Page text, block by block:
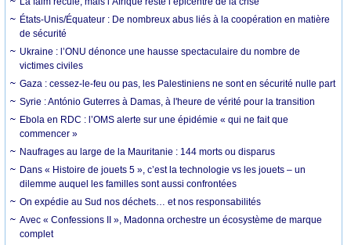
États-Unis/Équateur : De nombreux abus liés à la coopération en matière
de sécurité
Ukraine : l’ONU dénonce une hausse spectaculaire du nombre de
victimes civiles
Gaza : cessez-le-feu ou pas, les Palestiniens ne sont en sécurité nulle part
Syrie : António Guterres à Damas, à l'heure de vérité pour la transition
Ebola en RDC : l’OMS alerte sur une épidémie « qui ne fait que
commencer »
Naufrages au large de la Mauritanie : 144 morts ou disparus
Dans « Histoire de jouets 5 », c’est la technologie vs les jouets – un
dilemme auquel les familles sont aussi confrontées
On expédie au Sud nos déchets… et nos responsabilités
Avec « Confessions II », Madonna orchestre un écosystème de marque
complet